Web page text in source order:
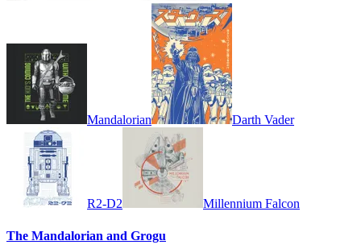
Mandalorian Darth Vader
R2-D2 Millennium Falcon
The Mandalorian and Grogu